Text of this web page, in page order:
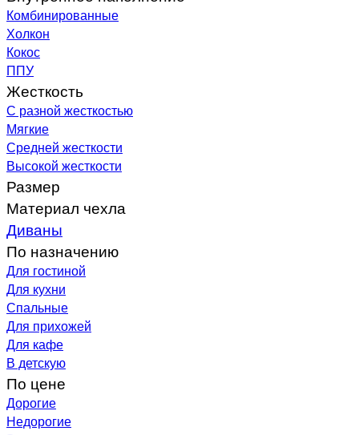
Комбинированные
Холкон
Кокос
ППУ
Жесткость
С разной жесткостью
Мягкие
Средней жесткости
Высокой жесткости
Размер
Материал чехла
Диваны
По назначению
Для гостиной
Для кухни
Спальные
Для прихожей
Для кафе
В детскую
По цене
Дорогие
Недорогие